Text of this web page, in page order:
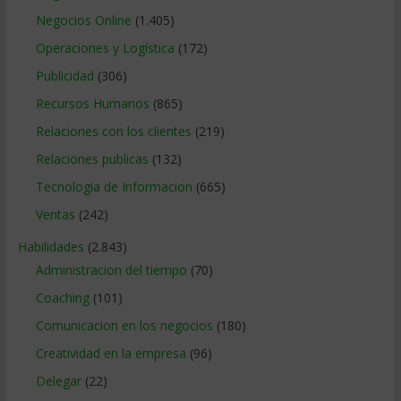
Negocios Online (1.405)
Operaciones y Logística (172)
Publicidad (306)
Recursos Humanos (865)
Relaciones con los clientes (219)
Relaciones publicas (132)
Tecnologia de Informacion (665)
Ventas (242)
Habilidades (2.843)
Administracion del tiempo (70)
Coaching(101)
Comunicacion en los negocios (180)
Creatividad en la empresa (96)
Delegar(22)